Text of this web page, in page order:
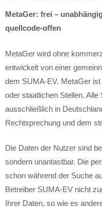
MetaGer: frei –
quellcode-offen
MetaGer wird ohne
entwickelt von einer
dem SUMA-EV. MetaGer
oder staatlichen Stellen.
ausschließlich in
Rechtsprechung und dem
Die Daten der Nutzer sind
sondern unantastbar. Die
schon während der Suche
Betreiber SUMA-EV nicht
Ihrer Daten, so wie es